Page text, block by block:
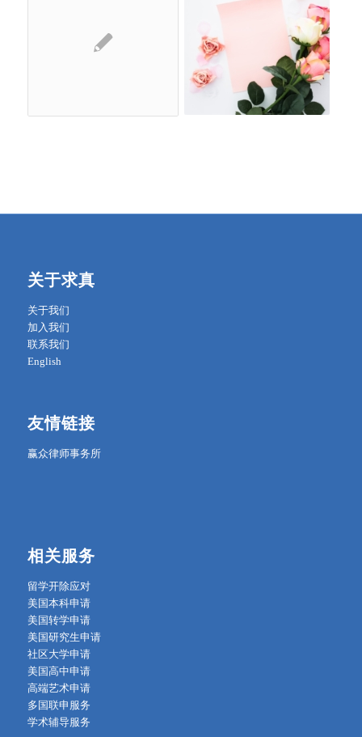
关于求真
关于我们
加入我们
联系我们
English
友情链接
赢众律师事务所
相关服务
留学开除应对
美国本科申请
美国转学申请
美国研究生申请
社区大学申请
美国高中申请
高端艺术申请
多国联申服务
学术辅导服务